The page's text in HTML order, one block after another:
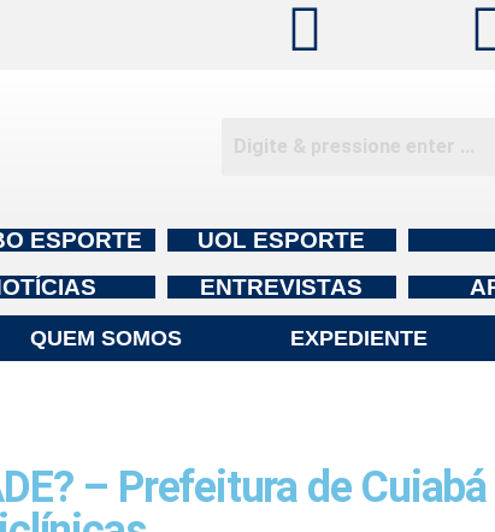
ESPORTE UOL ESPORTE
ENTREVISTAS
QUEM SOMOS EXPEDIENTE
– Prefeitura de